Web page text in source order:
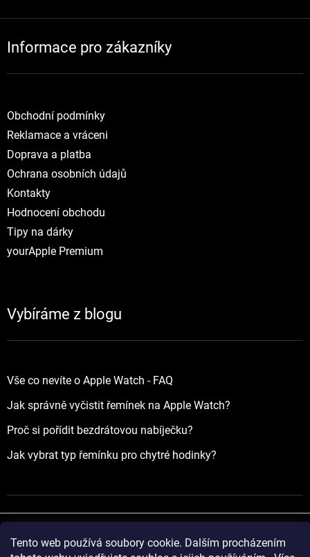
Tento web používá soubory cookie. Dalším procházením
Informace pro zákazníky
Obchodní podmínky
Reklamace a vráceni
Doprava a platba
Ochrana osobních údajů
Kontakty
Hodnocení obchodu
Tipy na dárky
yourApple Premium
Vybíráme z blogu
Vše co nevíte o Apple Watch - FAQ
Jak správně vyčistit řemínek na Apple Watch?
Proč si pořídit bezdrátovou nabíječku?
Jak vybrat typ řemínku pro chytré hodinky?
Vytvořil Shoptet